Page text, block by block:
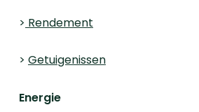
> Rendement
> Getuigenissen
Energie